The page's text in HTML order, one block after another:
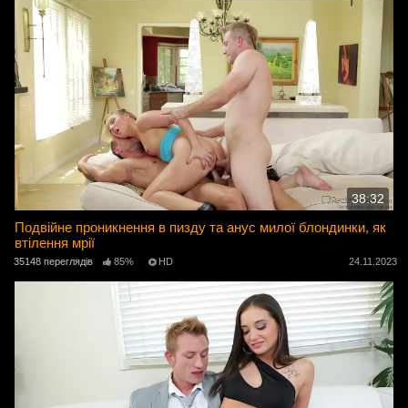
38:32
Подвійне проникнення в пизду та анус милої блондинки, як
втілення мрії
35148 переглядів 85% HD 24.11.2023